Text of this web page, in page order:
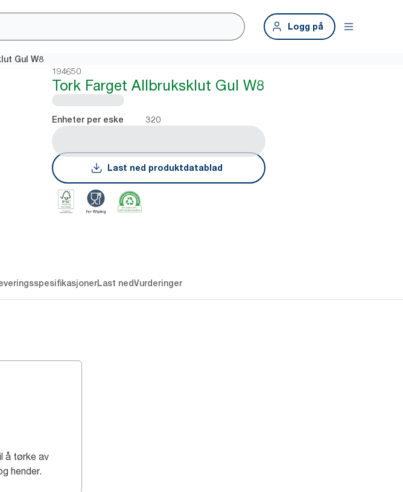
Logg på
Gul W8
194650
Tork Farget Allbruksklut Gul W8
Enheter per eske 320
Last ned produktdatablad
Last nedVurderinger
å tørke av
hender.